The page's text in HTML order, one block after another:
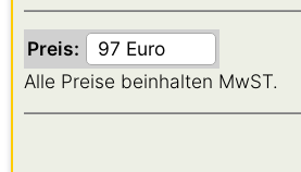
Preis:
Alle Preise beinhalten MwST.